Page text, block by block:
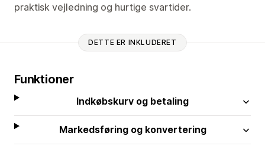
praktisk vejledning og hurtige svartider.
DETTE ER INKLUDERET
Funktioner
Indkøbskurv og betaling
Markedsføring og konvertering